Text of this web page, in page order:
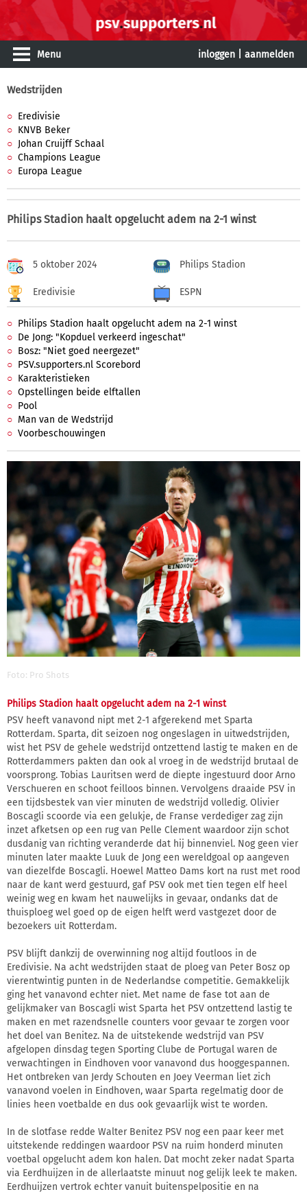
Menu inloggen aanmelden
Wedstrijden
Eredivisie
KNVB Beker
Johan Cruijff Schaal
Champions League
Europa League
Philips Stadion haalt opgelucht adem na 2-1 winst
5 oktober 2024 Philips Stadion
Eredivisie ESPN
Philips Stadion haalt opgelucht adem na 2-1 winst
De Jong: "Kopduel verkeerd ingeschat"
Bosz: "Niet goed neergezet"
PSV.supporters.nl Scorebord
Karakteristieken
Opstellingen beide elftallen
Pool
Man van de Wedstrijd
Voorbeschouwingen
Foto: Pro Shots
Philips Stadion haalt opgelucht adem na 2-1 winst
PSV heeft vanavond nipt met 2-1 afgerekend met Sparta
Rotterdam. Sparta, dit seizoen nog ongeslagen in uitwedstrijden,
wist het PSV de gehele wedstrijd ontzettend lastig te maken en de
Rotterdammers pakten dan ook al vroeg in de wedstrijd brutaal de
voorsprong. Tobias Lauritsen werd de diepte ingestuurd door Arno
Verschueren en schoot feilloos binnen. Vervolgens draaide PSV in
een tijdsbestek van vier minuten de wedstrijd volledig. Olivier
Boscagli scoorde via een gelukje, de Franse verdediger zag zijn
inzet afketsen op een rug van Pelle Clement waardoor zijn schot
dusdanig van richting veranderde dat hij binnenviel. Nog geen vier
minuten later maakte Luuk de Jong een wereldgoal op aangeven
van diezelfde Boscagli. Hoewel Matteo Dams kort na rust met rood
naar de kant werd gestuurd, gaf PSV ook met tien tegen elf heel
weinig weg en kwam het nauwelijks in gevaar, ondanks dat de
thuisploeg wel goed op de eigen helft werd vastgezet door de
bezoekers uit Rotterdam.
PSV blijft dankzij de overwinning nog altijd foutloos in de
Eredivisie. Na acht wedstrijden staat de ploeg van Peter Bosz op
vierentwintig punten in de Nederlandse competitie. Gemakkelijk
ging het vanavond echter niet. Met name de fase tot aan de
gelijkmaker van Boscagli wist Sparta het PSV ontzettend lastig te
maken en met razendsnelle counters voor gevaar te zorgen voor
het doel van Benitez. Na de uitstekende wedstrijd van PSV
afgelopen dinsdag tegen Sporting Clube de Portugal waren de
verwachtingen in Eindhoven voor vanavond dus hooggespannen.
Het ontbreken van Jerdy Schouten en Joey Veerman liet zich
vanavond voelen in Eindhoven, waar Sparta regelmatig door de
linies heen voetbalde en dus ook gevaarlijk wist te worden.
In de slotfase redde Walter Benitez PSV nog een paar keer met
uitstekende reddingen waardoor PSV na ruim honderd minuten
voetbal opgelucht adem kon halen. Dat mocht zeker nadat Sparta
via Eerdhuijzen in de allerlaatste minuut nog gelijk leek te maken.
Eerdhuijzen vertrok echter vanuit buitenspelpositie en na